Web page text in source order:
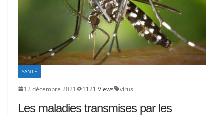
SANTÉ
12 décembre 2021 1121 Views virus
Les maladies transmises par les